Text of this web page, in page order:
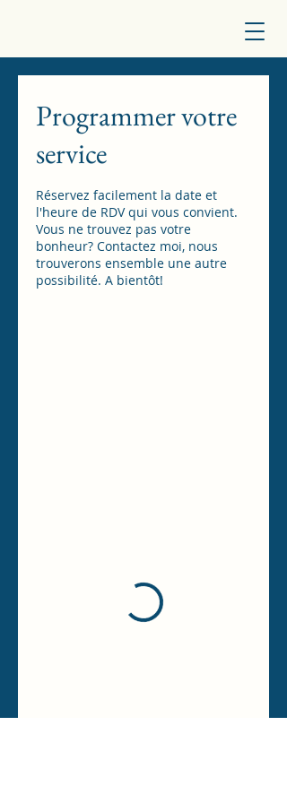
Programmer votre
service
Réservez facilement la date et
l'heure de RDV qui vous convient.
Vous ne trouvez pas votre
bonheur? Contactez moi, nous
trouverons ensemble une autre
possibilité. A bientôt!